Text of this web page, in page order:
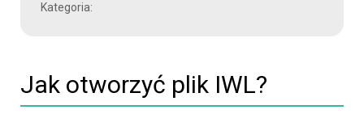
Kategoria:
Jak otworzyć plik IWL?